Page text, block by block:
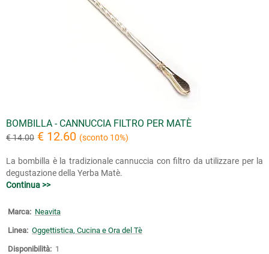
BOMBILLA - CANNUCCIA FILTRO PER MATÈ
€ 14.00 € 12.60 (sconto 10%)
La bombilla è la tradizionale cannuccia con filtro da utilizzare per la
degustazione della Yerba Matè.
Continua >>
Marca: Neavita
Linea: Oggettistica, Cucina e Ora del Tè
Disponibilità: 1